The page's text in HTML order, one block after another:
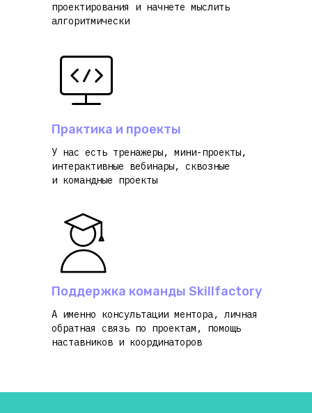
проектирования и начнете мыслить
алгоритмически
У нас есть тренажеры, мини-проекты,
интерактивные вебинары, сквозные
и командные проекты
А именно консультации ментора, личная
обратная связь по проектам, помощь
наставников и координаторов
Практика и проекты
Поддержка команды Skillfactory